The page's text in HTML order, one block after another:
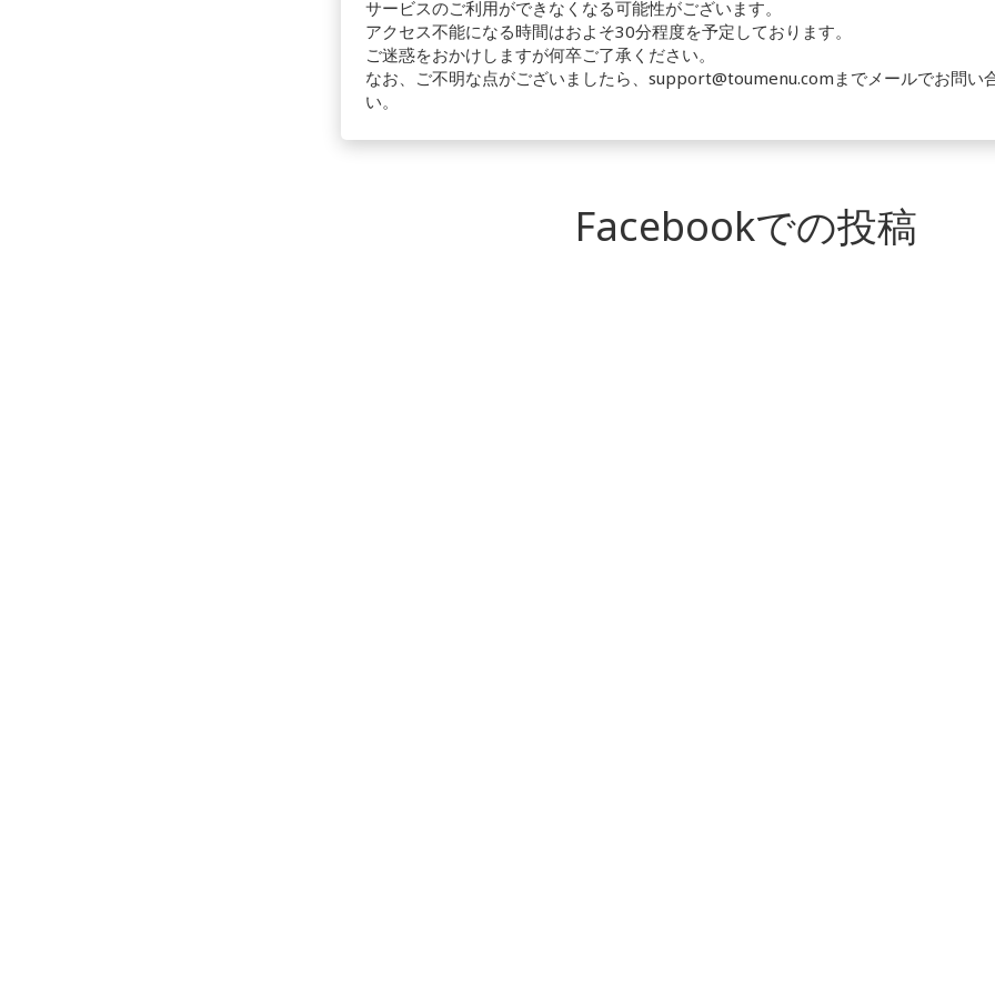
サービスのご利用ができなくなる可能性がございます。
アクセス不能になる時間はおよそ30分程度を予定しております。
ご迷惑をおかけしますが何卒ご了承ください。
なお、ご不明な点がございましたら、support@toumenu.comまでメールでお問い
い。
Facebookでの投稿